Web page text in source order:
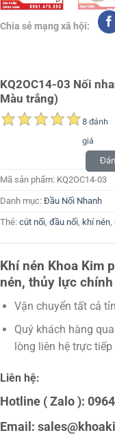
Chia sẻ mạng xã hội:
KQ2OC14-03 Nối
Màu trắng)
8 đánh
giá
Mã sản phẩm: KQ2OC14-03
Danh mục: Đầu Nối Nhanh
Thẻ: cút nối, đầu nối, khí nén,
Khí nén Khoa Kim
nén, thủy lực
Vận chuyển tất cả
Quý khách hàng
lòng liên hệ trực
Liên hệ:
Hotline ( Zalo ):
Email: